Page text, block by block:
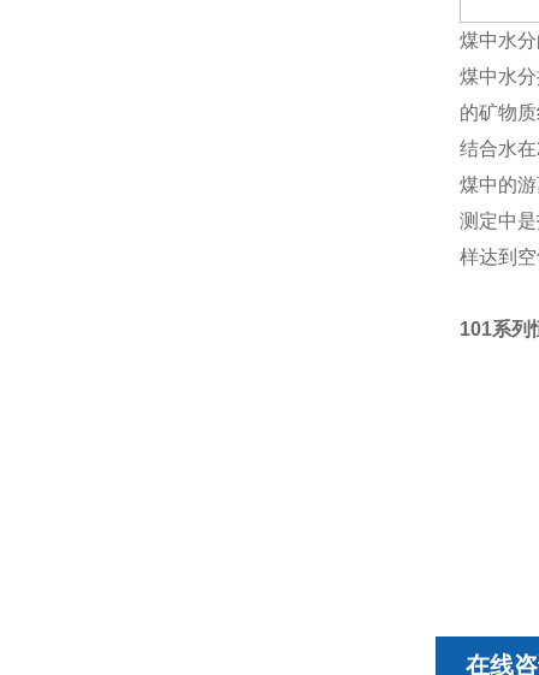
煤中水
煤中水
的矿物
结合水
煤中的
测定中
样达到
101系列
在线